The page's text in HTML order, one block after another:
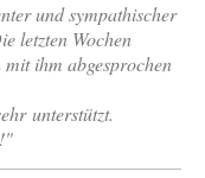
und sympathischer
letzten Wochen
ihm abgesprochen
unterstützt.